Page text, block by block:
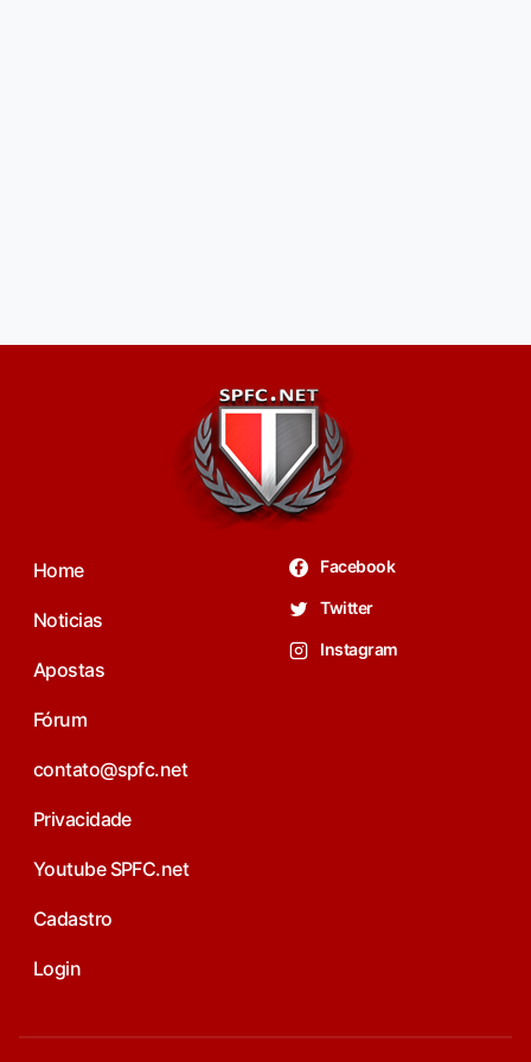
Home
Noticias
Apostas
Fórum
contato@spfc.net
Privacidade
Youtube SPFC.net
Cadastro
Login
Facebook
Twitter
Instagram